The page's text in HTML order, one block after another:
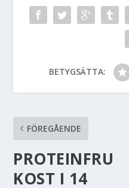
BETYGSÄTTA:
FÖREGÅENDE
PROTEINFRU
KOST I 14